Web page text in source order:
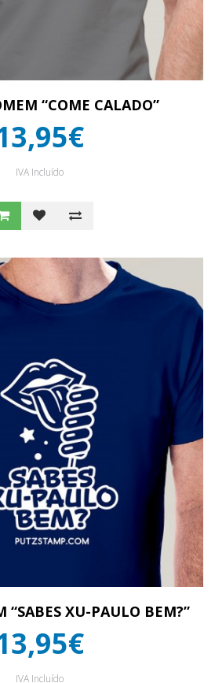
“COME CALADO”
IVA Incluído
“SABES XU-PAULO BEM?”
IVA Incluído